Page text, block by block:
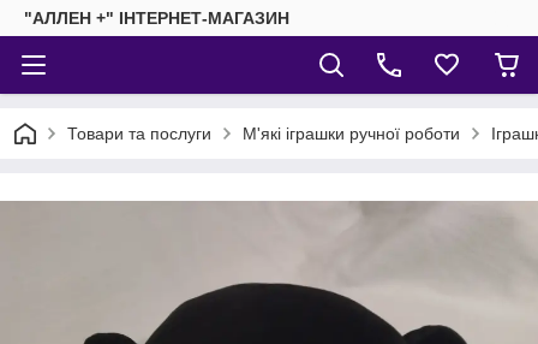
"АЛЛЕН +" ІНТЕРНЕТ-МАГАЗИН
Товари та послуги М'які іграшки ручної роботи